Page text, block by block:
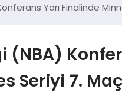
Yarı Finalinde
7.